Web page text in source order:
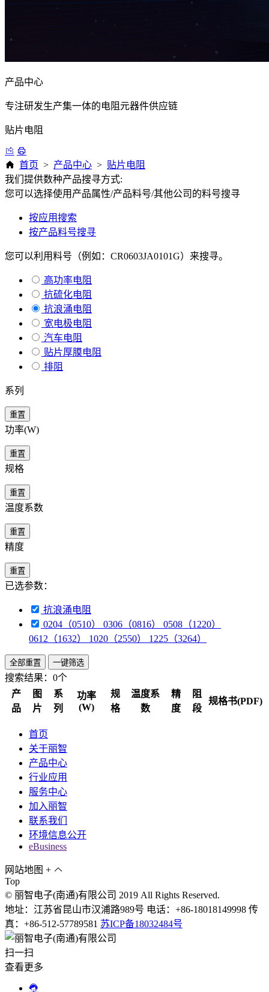
产品中心
专注研发生产集一体的电阻元器件供应链
贴片电阻
首页 > 产品中心 > 贴片电阻
我们提供数种产品搜寻方式:
您可以选择使用产品属性/产品料号/其他公司的料号搜寻
按应用搜索
按产品料号搜寻
您可以利用料号（例如：CR0603JA0101G）来搜寻。
高功率电阻
抗硫化电阻
抗浪涌电阻
宽电极电阻
汽车电阻
贴片厚膜电阻
排阻
系列
重置
功率(W)
重置
规格
重置
温度系数
重置
精度
重置
已选参数：
抗浪涌电阻
0204（0510） 0306（0816） 0508（1220）
0612（1632） 1020（2550） 1225（3264）
全部重置 一键筛选
搜索结果： 0个
产
品
图
片
系
列
功率
(W)
规
格
温度系
数
精
度
阻
段
规格书(PDF)
首页
关于丽智
产品中心
行业应用
服务中心
加入丽智
联系我们
环境信息公开
eBusiness
网站地图 +
Top
© 丽智电子(南通)有限公司 2019 All Rights Reserved.
地址：江苏省昆山市汉浦路989号 电话：+86-18018149998 传
真：+86-512-57789581 苏ICP备18032484号
扫一扫
查看更多